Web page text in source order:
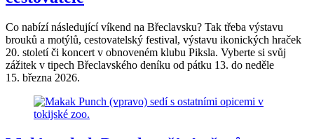
Co nabízí následující víkend na Břeclavsku? Tak třeba výstavu
brouků a motýlů, cestovatelský festival, výstavu ikonických hraček
20. století či koncert v obnoveném klubu Piksla. Vyberte si svůj
zážitek v tipech Břeclavského deníku od pátku 13. do neděle
15. března 2026.